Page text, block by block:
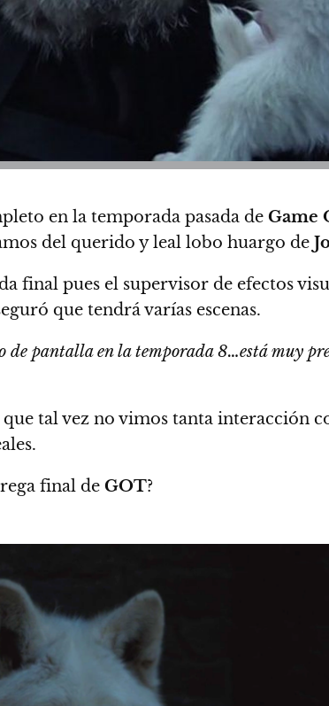
en la temporada pasada de Game
del querido y leal lobo huargo de
final pues el supervisor de efectos
que tendrá varías escenas.
pantalla en la temporada 8…está muy
que tal vez no vimos tanta interacción
final de GOT?